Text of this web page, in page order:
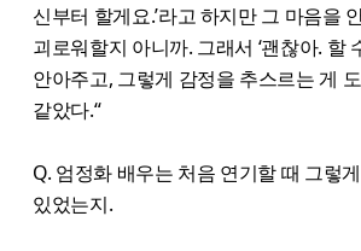
신부터 할게요.’라고 하지만 그 마음을
괴로워할지 아니까. 그래서 ‘괜찮아. 할
안아주고, 그렇게 감정을 추스르는 게
같았다.“
Q. 엄정화 배우는 처음 연기할 때 그렇
있었는지.